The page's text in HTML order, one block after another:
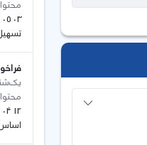
یک‌شنبه 23